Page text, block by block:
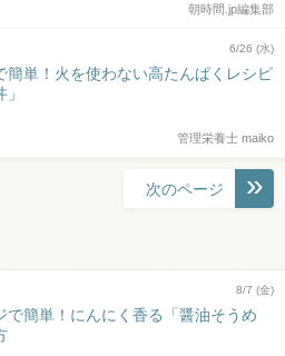
朝時間.jp編集部
6/26 (水)
簡単！火を使わない高たんぱくレシピ
管理栄養士 maiko
次のページ
8/7 (金)
で簡単！にんにく香る「醤油そうめ